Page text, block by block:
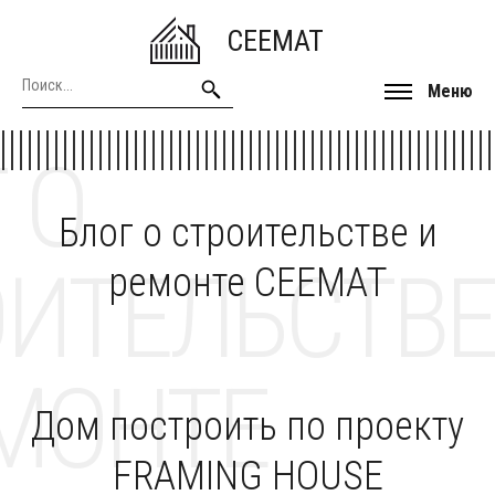
CEEMAT
Меню
Блог о строительстве и
ремонте CEEMAT
О
Дом построить по проекту
FRAMING HOUSE